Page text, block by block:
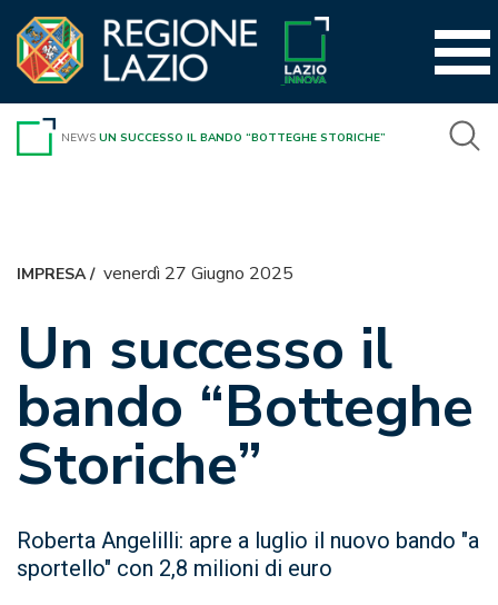
contenuto
NEWS UN SUCCESSO IL BANDO “BOTTEGHE STORICHE”
IMPRESA/ venerdì 27 Giugno 2025
Un successo il
bando “Botteghe
Storiche”
Roberta Angelilli: apre a luglio il nuovo bando "a
sportello" con 2,8 milioni di euro